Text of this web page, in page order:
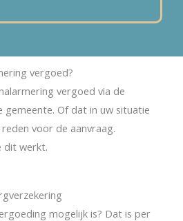
vergoed?
vergoed via de
gemeente. Of dat in uw situatie
voor de aanvraag.
dit werkt.
mogelijk is? Dat is per